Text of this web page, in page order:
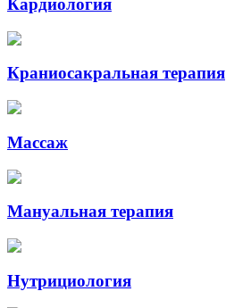
Кардиология
Краниосакральная терапия
Массаж
Мануальная терапия
Нутрициология